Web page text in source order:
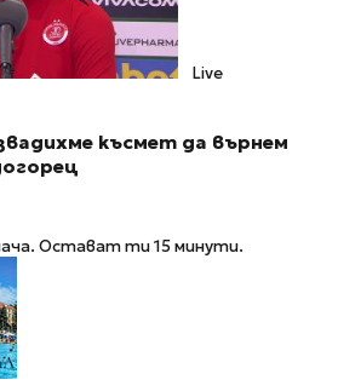
Live
късмет да върнем
Остават ти 15 минути.